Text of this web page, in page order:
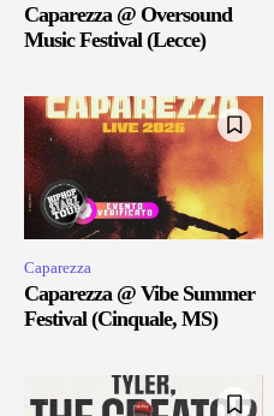
Caparezza @ Oversound
Music Festival (Lecce)
Caparezza
Caparezza @ Vibe Summer
Festival (Cinquale, MS)